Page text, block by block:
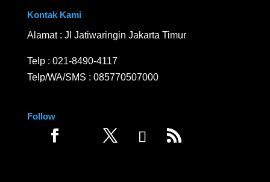
Kontak Kami
Alamat : Jl Jatiwaringin Jakarta Timur
Telp : 021-8490-4117
Telp/WA/SMS : 085770507000
Follow